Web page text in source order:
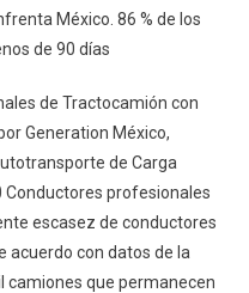
México. 86 % de los
de 90 días
de Tractocamión con
Generation México,
de Carga
Conductores profesionales
escasez de conductores
acuerdo con datos de la
camiones que permanecen